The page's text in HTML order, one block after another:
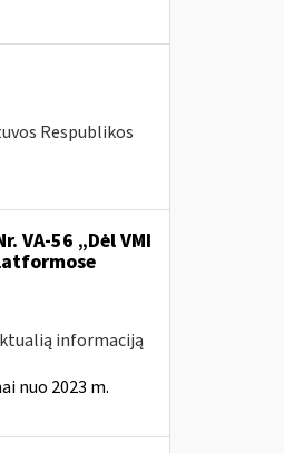
Respublikos
VA-56 „Dėl VMI
informaciją
nuo 2023 m.